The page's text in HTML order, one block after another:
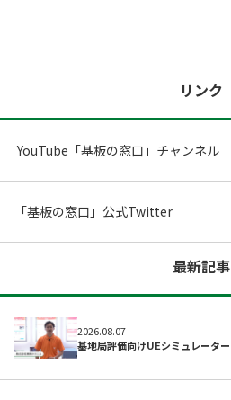
リンク
YouTube「基板の窓口」チャンネル
「基板の窓口」公式Twitter
最新記事
2026.08.07
基地局評価向けUEシミュレーター